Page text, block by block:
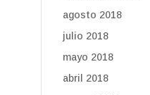
agosto 2018
julio 2018
mayo 2018
abril 2018